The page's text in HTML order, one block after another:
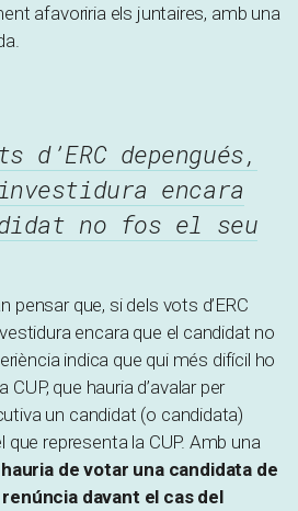
afavoriria els juntaires, amb una
d’ERC depengués,
encara
no fos el seu
que, si dels vots d’ERC
encara que el candidat no
indica que qui més difícil ho
que hauria d’avalar per
un candidat (o candidata)
que representa la CUP. Amb una
hauria de votar una candidata de
davant el cas del